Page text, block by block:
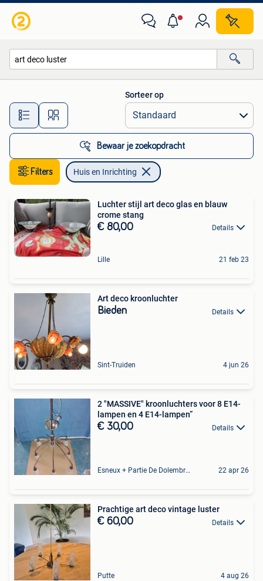
Alle afstanden…
Sorteer op
Bewaar je zoekopdracht
Filters Huis en Inrichting
Luchter stijl art deco glas en blauw
crome stang
€ 80,00 Details
Lille 21 feb 23
Art deco kroonluchter
Bieden Details
Sint-Truiden 4 jun 26
2 "MASSIVE" kroonluchters voor 8 E14-
lampen en 4 E14-lampen”
€ 30,00 Details
Esneux + Partie De Dolembreux 22 apr 26
Prachtige art deco vintage luster
€ 60,00 Details
Putte 4 aug 26